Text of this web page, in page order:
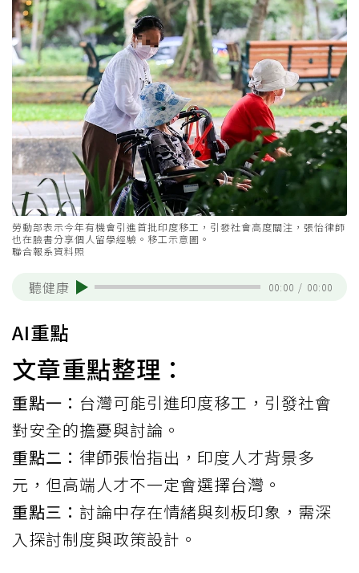
勞動部表示今年有機會引進首批印度移工，引發社會高度關注，張怡律師
也在臉書分享個人留學經驗。移工示意圖。
聯合報系資料照
聽健康 00:00 / 00:00
AI重點
文章重點整理：
重點一： 台灣可能引進印度移工，引發社會
對安全的擔憂與討論。
重點二： 律師張怡指出，印度人才背景多
元，但高端人才不一定會選擇台灣。
重點三： 討論中存在情緒與刻板印象，需深
入探討制度與政策設計。